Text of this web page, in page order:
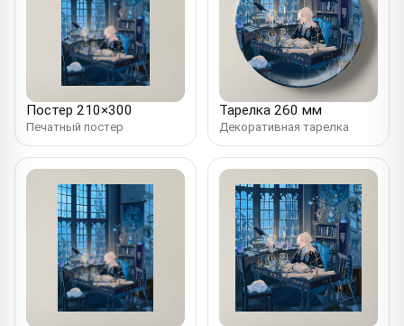
Постер 210×300
Печатный постер
Тарелка 260 мм
Декоративная тарелка